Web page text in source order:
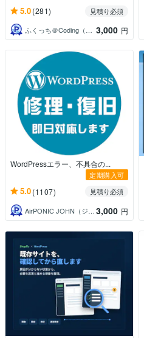
5.0(281)
見積り必須
ふくっち＠Coding（Design）
3,000 円
WordPressエラー、不具合の...
定期購入可
5.0(1107)
見積り必須
AirPONIC JOHN（ジョン） 3,000 円